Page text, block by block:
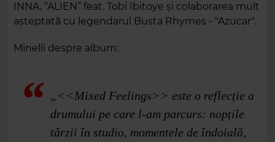
INNA, “ALIEN” feat. Tobi Ibitoye și colaborarea mult
așteptată cu legendarul Busta Rhymes - "Azucar".
Minelli despre album:
„<<Mixed Feelings>> este o reflecție a
drumului pe care l-am parcurs: nopțile
târzii în studio, momentele de îndoială,